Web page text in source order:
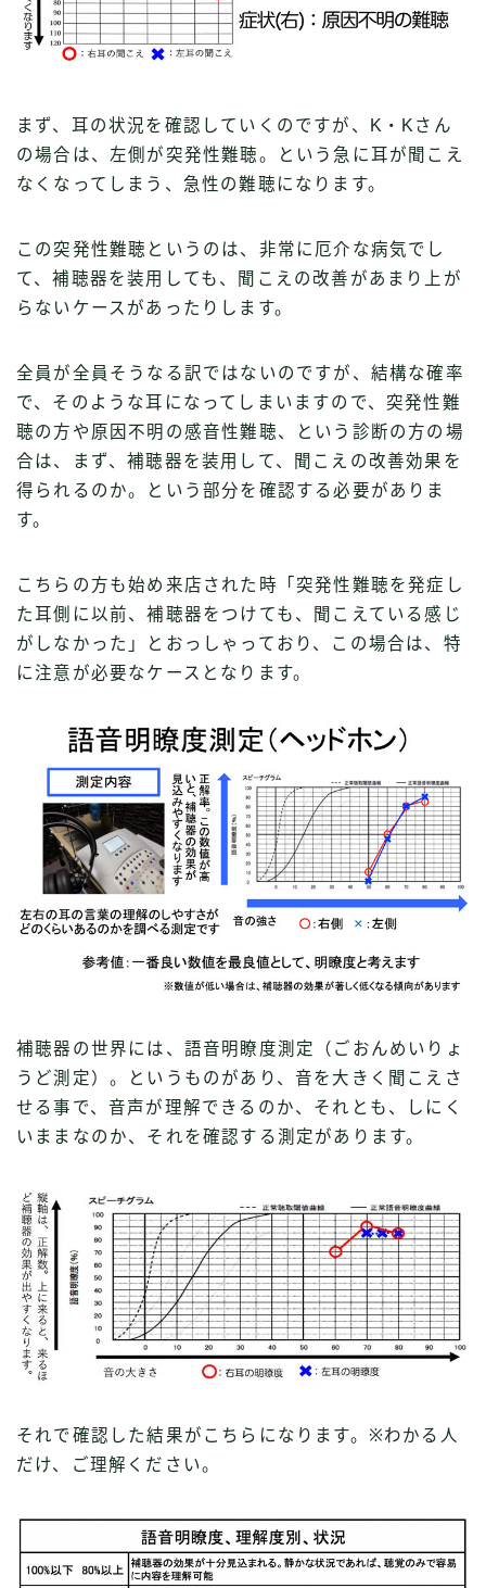
まず、耳の状況を確認していくのですが、K・Kさん
の場合は、左側が突発性難聴。という急に耳が聞こえ
なくなってしまう、急性の難聴になります。
この突発性難聴というのは、非常に厄介な病気でし
て、補聴器を装用しても、聞こえの改善があまり上が
らないケースがあったりします。
全員が全員そうなる訳ではないのですが、結構な確率
で、そのような耳になってしまいますので、突発性難
聴の方や原因不明の感音性難聴、という診断の方の場
合は、まず、補聴器を装用して、聞こえの改善効果を
得られるのか。という部分を確認する必要がありま
す。
こちらの方も始め来店された時「突発性難聴を発症し
た耳側に以前、補聴器をつけても、聞こえている感じ
がしなかった」とおっしゃっており、この場合は、特
に注意が必要なケースとなります。
補聴器の世界には、語音明瞭度測定（ごおんめいりょ
うど測定）。というものがあり、音を大きく聞こえさ
せる事で、音声が理解できるのか、それとも、しにく
いままなのか、それを確認する測定があります。
それで確認した結果がこちらになります。※わかる人
だけ、ご理解ください。